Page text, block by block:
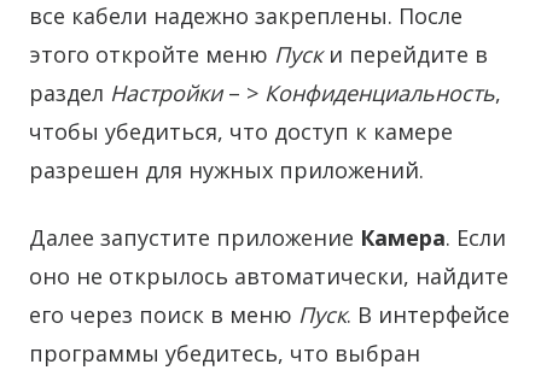
все кабели надежно закреплены. После
этого откройте меню Пуски перейдите в
раздел Настройки– > Конфиденциальность,
чтобы убедиться, что доступ к камере
разрешен для нужных приложений.
Далее запустите приложение Камера. Если
оно не открылось автоматически, найдите
его через поиск в меню Пуск. В интерфейсе
программы убедитесь, что выбран